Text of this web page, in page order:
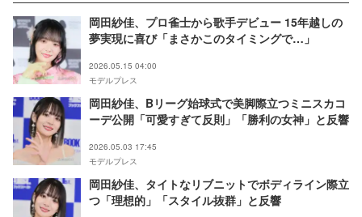
岡田紗佳、プロ雀士から歌手デビュー 15年越しの
夢実現に喜び「まさかこのタイミングで…」
2026.05.15 04:00
モデルプレス
岡田紗佳、Bリーグ始球式で美脚際立つミニスカコ
ーデ公開「可愛すぎて反則」「勝利の女神」と反響
2026.05.03 17:45
モデルプレス
岡田紗佳、タイトなリブニットでボディライン際立
つ「理想的」「スタイル抜群」と反響